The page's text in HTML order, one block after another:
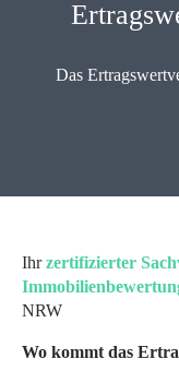
Das
Ihrzertifizierter
NRW
Wo kommt das